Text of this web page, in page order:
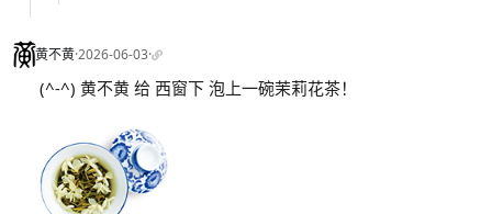
黄不黄·2026-06-03·
(^-^) 黄不黄 给 西窗下 泡上一碗茉莉花茶！